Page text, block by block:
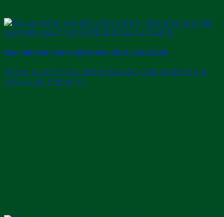
Báo giá bán máy quấn màng PE chi tiết 2025
Trong quá trình tự động hóa sản xuất và đóng gói,
máy quấn màng PE...